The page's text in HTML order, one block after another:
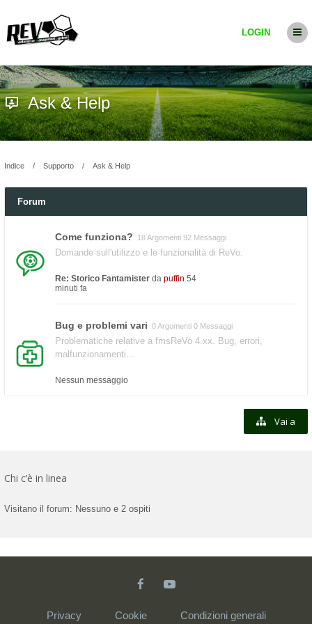
LOGIN
Ask & Help
Indice Supporto Ask & Help
Forum
Come funziona? 18 Argomenti 92 Messaggi
Domande sull'utilizzo e le funzionalità di ReVo.
Re: Storico Fantamister da puffin 54
minuti fa
Bug e problemi vari 0 Argomenti 0 Messaggi
Problematiche relative a fmsReVo 4.xx. Bug, errori,
malfunzionamenti...
Nessun messaggio
Vai a
Chi c’è in linea
Visitano il forum: Nessuno e 2 ospiti
Privacy Cookie Condizioni generali